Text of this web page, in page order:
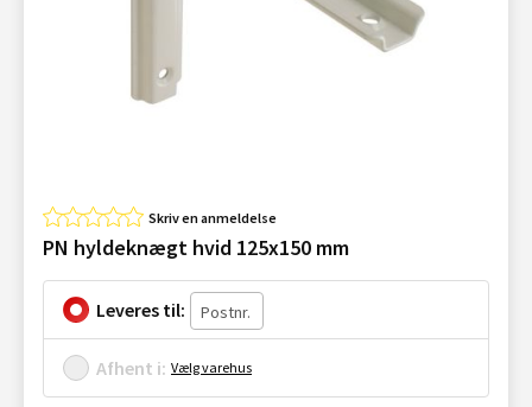
Skriv en anmeldelse
PN hyldeknægt hvid 125x150 mm
Leveres til:
Afhent i: Vælg varehus